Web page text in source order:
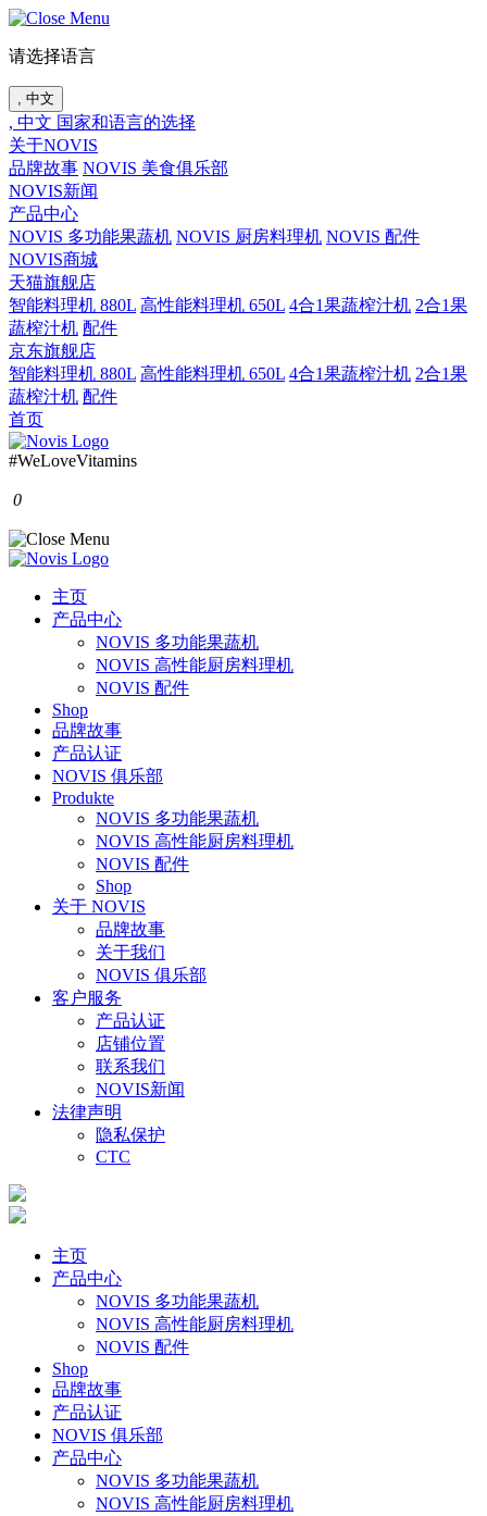
请选择语言
, 中文
, 中文 国家和语言的选择
关于NOVIS
品牌故事 NOVIS 美食俱乐部
NOVIS新闻
产品中心
NOVIS 多功能果蔬机 NOVIS 厨房料理机 NOVIS 配件
NOVIS商城
天猫旗舰店
智能料理机 880L 高性能料理机 650L 4合1果蔬榨汁机 2合1果
蔬榨汁机 配件
京东旗舰店
智能料理机 880L 高性能料理机 650L 4合1果蔬榨汁机 2合1果
蔬榨汁机 配件
首页
#WeLoveVitamins
0
主页
产品中心
NOVIS 多功能果蔬机
NOVIS 高性能厨房料理机
NOVIS 配件
Shop
品牌故事
产品认证
NOVIS 俱乐部
Produkte
NOVIS 多功能果蔬机
NOVIS 高性能厨房料理机
NOVIS 配件
Shop
关于 NOVIS
品牌故事
关于我们
NOVIS 俱乐部
客户服务
产品认证
店铺位置
联系我们
NOVIS新闻
法律声明
隐私保护
CTC
主页
产品中心
NOVIS 多功能果蔬机
NOVIS 高性能厨房料理机
NOVIS 配件
Shop
品牌故事
产品认证
NOVIS 俱乐部
产品中心
NOVIS 多功能果蔬机
NOVIS 高性能厨房料理机